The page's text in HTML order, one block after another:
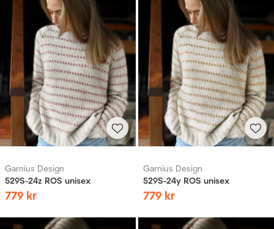
Garnius Design
529S-24z ROS unisex
779 kr
Garnius Design
529S-24y ROS unisex
779 kr